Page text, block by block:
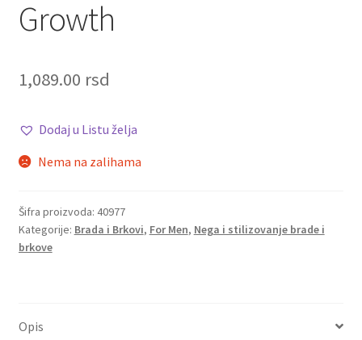
Growth
1,089.00 rsd
Dodaj u Listu želja
Nema na zalihama
Šifra proizvoda: 40977
Kategorije: Brada i Brkovi, For Men, Nega i stilizovanje brade i
brkove
Opis